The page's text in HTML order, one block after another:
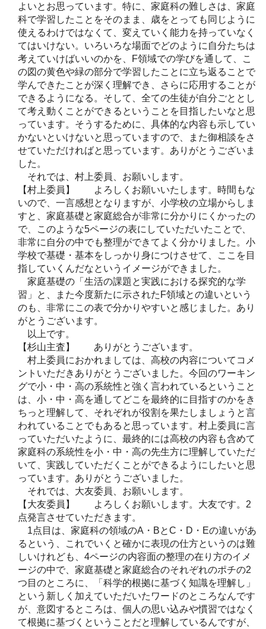
よいとお思っています。特に、家庭科の難しさは、家庭
科で学習したことをそのまま、歳をとっても同じように
使えるわけではなくて、変えていく能力を持っていなく
てはいけない。いろいろな場面でどのように自分たちは
考えていけばいいのかを、F領域での学びを通して、こ
の図の黄色や緑の部分で学習したことに立ち返ることで
学んできたことが深く理解でき、さらに応用することが
できるようになる。そして、全ての生徒が自分ごととし
て考え動くことができるということを目指したいなと思
っています。そうするために、具体的な内容も示してい
かないといけないと思っていますので、また御相談をさ
せていただければと思っています。ありがとうございま
した。
それでは、村上委員、お願いします。
【村上委員】 よろしくお願いいたします。時間もな
いので、一言感想となりますが、小学校の立場からしま
すと、家庭基礎と家庭総合が非常に分かりにくかったの
で、このような5ページの表にしていただいたことで、
非常に自分の中でも整理ができてよく分かりました。小
学校で基礎・基本をしっかり身につけさせて、ここを目
指していくんだなというイメージができました。
家庭基礎の「生活の課題と実践における探究的な学
習」と、また今度新たに示されたF領域との違いという
のも、非常にこの表で分かりやすいと感じました。あり
がとうございます。
以上です。
【杉山主査】 ありがとうございます。
村上委員におかれましては、高校の内容についてコメ
ントいただきありがとうございました。今回のワーキン
グで小・中・高の系統性と強く言われているということ
は、小・中・高を通してどこを最終的に目指すのかをき
ちっと理解して、それぞれが役割を果たしましょうと言
われていることでもあると思っています。村上委員に言
っていただいたように、最終的には高校の内容も含めて
家庭科の系統性を小・中・高の先生方に理解していただ
いて、実践していただくことができるようにしたいと思
っています。ありがとうございました。
それでは、大友委員、お願いします。
【大友委員】 よろしくお願いします。大友です。2
点発言させていただきます。
1点目は、家庭科の領域のA・BとC・D・Eの違いがあ
るという、これでいくと確かに表現の仕方というのは難
しいけれども、4ページの内容面の整理の在り方のイメ
ージの中で、家庭基礎と家庭総合のそれぞれのポチの2
つ目のところに、「科学的根拠に基づく知識を理解し」
という新しく加えていただいたワードのところなんです
が、意図するところは、個人の思い込みや慣習ではなく
て根拠に基づくということだと理解しているんですが、